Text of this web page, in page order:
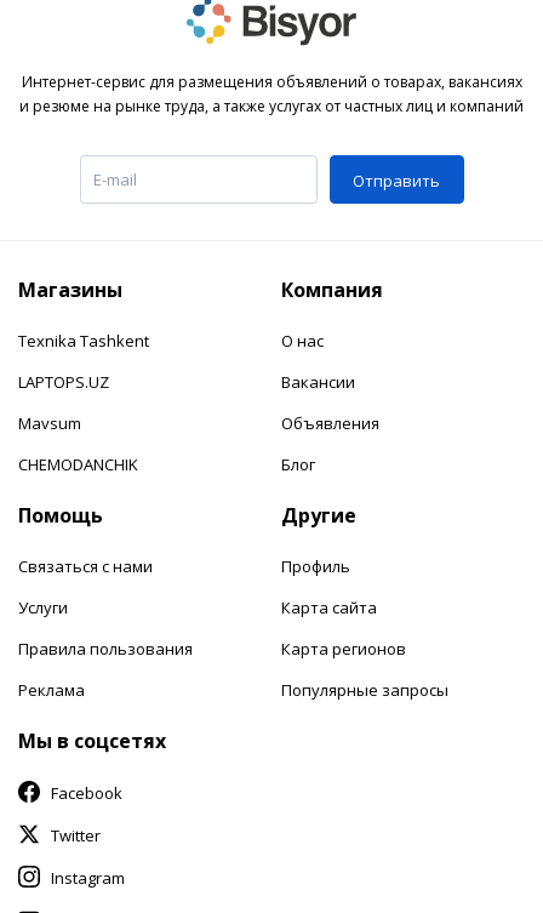
Интернет-сервис для размещения объявлений о товарах, вакансиях
и резюме на рынке труда, а также услугах от частных лиц и компаний
Отправить
Магазины
Texnika Tashkent
LAPTOPS.UZ
Mavsum
CHEMODANCHIK
Компания
О нас
Вакансии
Объявления
Блог
Помощь
Связаться с нами
Услуги
Правила пользования
Реклама
Другие
Профиль
Карта сайта
Карта регионов
Популярные запросы
Мы в соцсетях
Facebook
Twitter
Instagram